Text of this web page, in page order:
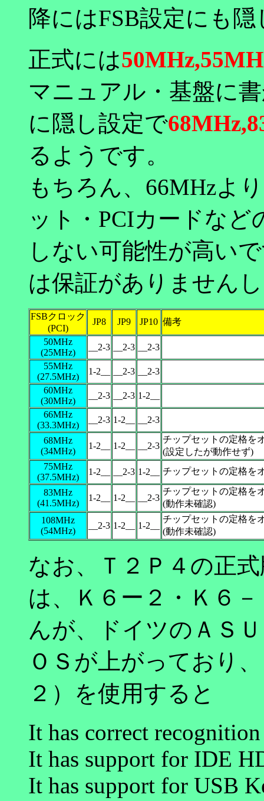
降にはFSB設定にも
正式には
マニュアル・基盤に
に隠し設定で
るようです。
もちろん、66MHzよ
ット・PCIカードな
しない可能性が高い
は保証がありません
FSBクロック
(PCI)
JP8 JP9 JP10 備考
50MHz
(25MHz)
__2-3 __2-3
__2-3
55MHz
(27.5MHz)
1-2__ __2-3
__2-3
60MHz
(30MHz)
__2-3 __2-3 1-2__
66MHz
(33.3MHz)
__2-3 1-2__ __2-3
68MHz
(34MHz)
1-2__ 1-2__ __2-3
チップセットの定格を
(設定したが動作せず)
75MHz
(37.5MHz)
1-2__ __2-3 1-2__ チップセットの定格を
83MHz
(41.5MHz)
1-2__ 1-2__ __2-3
チップセットの定格を
(動作未確認)
108MHz
(54MHz)
__2-3 1-2__ 1-2__
チップセットの定格を
(動作未確認)
なお、Ｔ２Ｐ４の正
は、Ｋ６ー２・Ｋ６
んが、ドイツのＡＳ
ＯＳが上がっており
２）を使用すると
It has correct
It has support for IDE
It has support for USB